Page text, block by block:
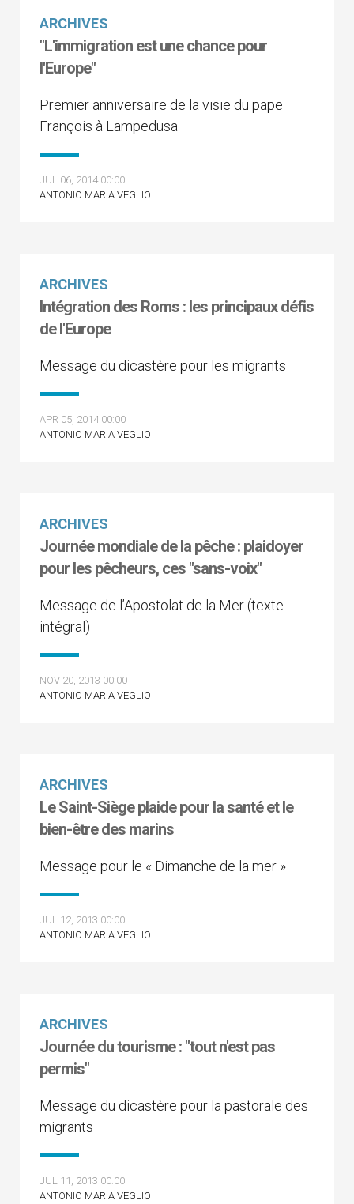
ARCHIVES
"L'immigration est une chance pour
l'Europe"
Premier anniversaire de la visie du pape
François à Lampedusa
JUL 06, 2014 00:00
ANTONIO MARIA VEGLIO
ARCHIVES
Intégration des Roms : les principaux défis
de l'Europe
Message du dicastère pour les migrants
APR 05, 2014 00:00
ANTONIO MARIA VEGLIO
ARCHIVES
Journée mondiale de la pêche : plaidoyer
pour les pêcheurs, ces "sans-voix"
Message de l’Apostolat de la Mer (texte
intégral)
NOV 20, 2013 00:00
ANTONIO MARIA VEGLIO
ARCHIVES
Le Saint-Siège plaide pour la santé et le
bien-être des marins
Message pour le « Dimanche de la mer »
JUL 12, 2013 00:00
ANTONIO MARIA VEGLIO
ARCHIVES
Journée du tourisme : "tout n'est pas
permis"
Message du dicastère pour la pastorale des
migrants
JUL 11, 2013 00:00
ANTONIO MARIA VEGLIO